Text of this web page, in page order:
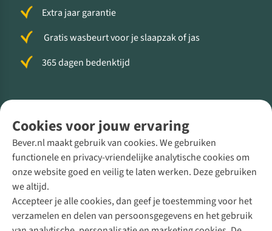
Cookies voor jouw ervaring
Bever.nl maakt gebruik van cookies. We gebruiken
functionele en privacy-vriendelijke analytische cookies om
onze website goed en veilig te laten werken. Deze gebruiken
we altijd.
Accepteer je alle cookies, dan geef je toestemming voor het
verzamelen en delen van persoonsgegevens en het gebruik
Extra jaar garantie
Gratis wasbeurt voor je slaapzak of jas
365 dagen bedenktijd
Direct advies van een Buitenexpert
+31 (0)85 888 50 88
+31 6 12 28 49 80